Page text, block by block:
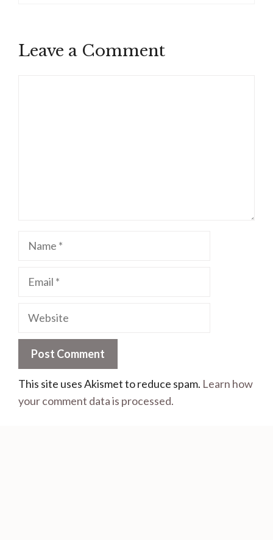
Leave a Comment
This site uses Akismet to reduce spam. Learn how
your comment data is processed.